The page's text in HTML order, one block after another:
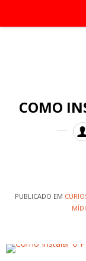
COMO
PUBLICADO EM